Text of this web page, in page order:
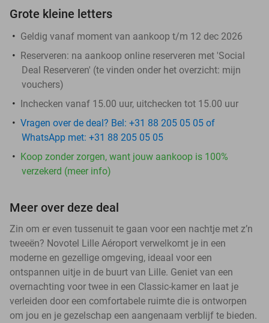
Grote kleine letters
Geldig vanaf moment van aankoop t/m 12 dec 2026
Reserveren: na aankoop online reserveren met 'Social
Deal Reserveren' (te vinden onder het overzicht: mijn
vouchers)
Inchecken vanaf 15.00 uur, uitchecken tot 15.00 uur
Vragen over de deal? Bel: +31 88 205 05 05 of
WhatsApp met: +31 88 205 05 05
Koop zonder zorgen, want jouw aankoop is 100%
verzekerd (meer info)
Meer over deze deal
Zin om er even tussenuit te gaan voor een nachtje met z’n
tweeën? Novotel Lille Aéroport verwelkomt je in een
moderne en gezellige omgeving, ideaal voor een
ontspannen uitje in de buurt van Lille. Geniet van een
overnachting voor twee in een Classic-kamer en laat je
verleiden door een comfortabele ruimte die is ontworpen
om jou en je gezelschap een aangenaam verblijf te bieden.